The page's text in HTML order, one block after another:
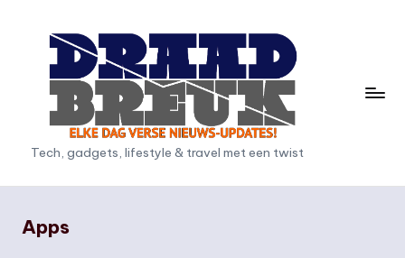
D
r
a
a
Tech, gadgets, lifestyle & travel met een twist
Apps